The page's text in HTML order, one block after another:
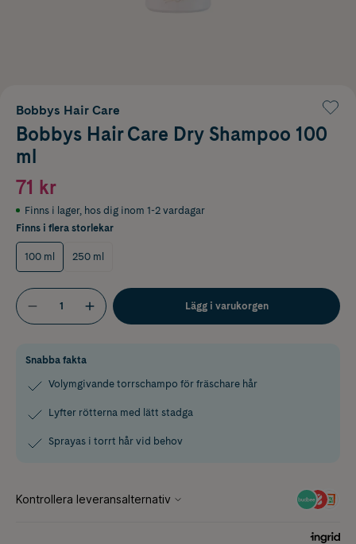
Bobbys Hair Care
Bobbys Hair Care Dry Shampoo 100
ml
71 kr
Finns i lager, hos dig inom 1-2 vardagar
Finns i flera storlekar
100 ml 250 ml
Lägg i varukorgen
Snabba fakta
Volymgivande torrschampo för fräschare hår
Lyfter rötterna med lätt stadga
Sprayas i torrt hår vid behov